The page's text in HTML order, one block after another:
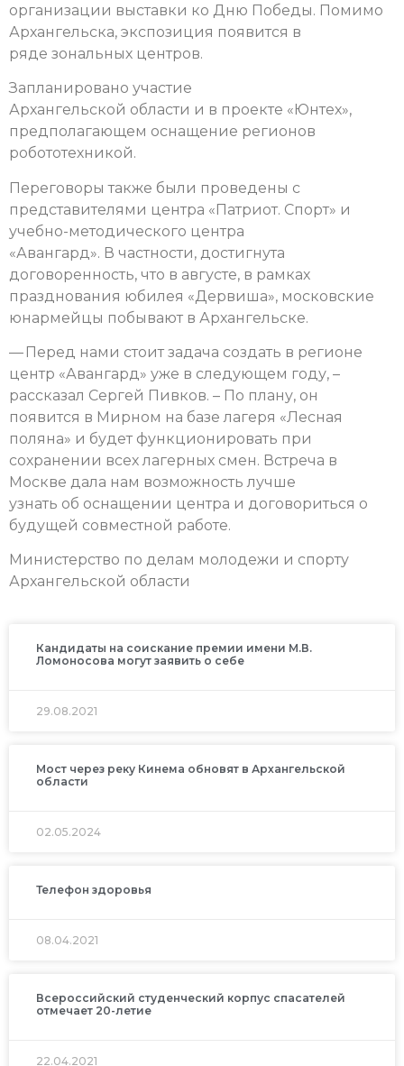
организации выставки ко Дню Победы. Помимо
Архангельска, экспозиция появится в
ряде зональных центров.
Запланировано участие
Архангельской области и в проекте «Юнтех»,
предполагающем оснащение регионов
робототехникой.
Переговоры также были проведены с
представителями центра «Патриот. Спорт» и
учебно-методического центра
«Авангард». В частности, достигнута
договоренность, что в августе, в рамках
празднования юбилея «Дервиша», московские
юнармейцы побывают в Архангельске.
— Перед нами стоит задача создать в регионе
центр «Авангард» уже в следующем году, –
рассказал Сергей Пивков. – По плану, он
появится в Мирном на базе лагеря «Лесная
поляна» и будет функционировать при
сохранении всех лагерных смен. Встреча в
Москве дала нам возможность лучше
узнать об оснащении центра и договориться о
будущей совместной работе.
Министерство по делам молодежи и спорту
Архангельской области
Кандидаты на соискание премии имени М.В.
Ломоносова могут заявить о себе
29.08.2021
Мост через реку Кинема обновят в Архангельской
области
02.05.2024
Телефон здоровья
08.04.2021
Всероссийский студенческий корпус спасателей
отмечает 20-летие
22.04.2021